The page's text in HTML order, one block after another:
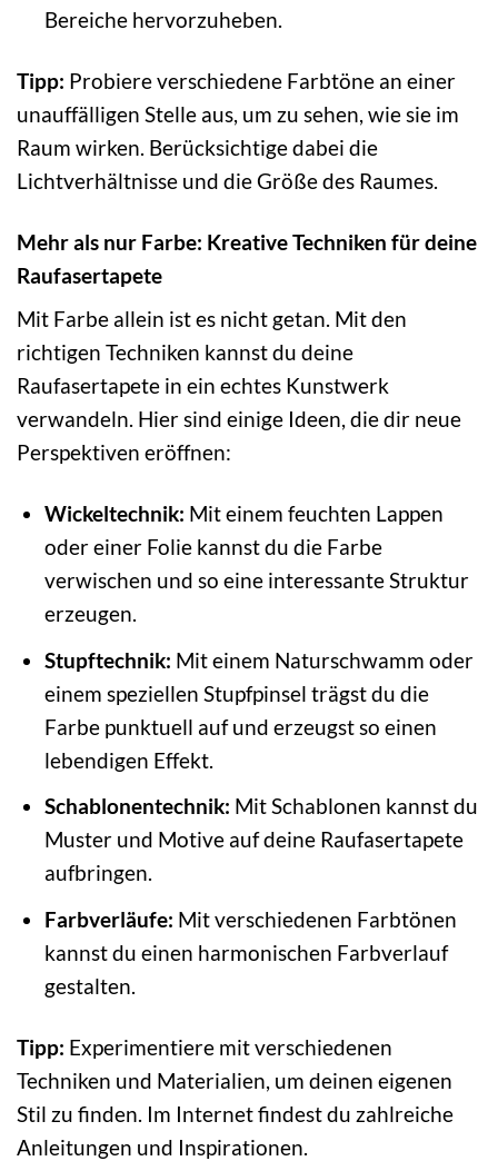
Bereiche hervorzuheben.
Tipp: Probiere verschiedene Farbtöne an einer
unauffälligen Stelle aus, um zu sehen, wie sie im
Raum wirken. Berücksichtige dabei die
Lichtverhältnisse und die Größe des Raumes.
Mehr als nur Farbe: Kreative Techniken für deine
Raufasertapete
Mit Farbe allein ist es nicht getan. Mit den
richtigen Techniken kannst du deine
Raufasertapete in ein echtes Kunstwerk
verwandeln. Hier sind einige Ideen, die dir neue
Perspektiven eröffnen:
Wickeltechnik: Mit einem feuchten Lappen
oder einer Folie kannst du die Farbe
verwischen und so eine interessante Struktur
erzeugen.
Stupftechnik: Mit einem Naturschwamm oder
einem speziellen Stupfpinsel trägst du die
Farbe punktuell auf und erzeugst so einen
lebendigen Effekt.
Schablonentechnik: Mit Schablonen kannst du
Muster und Motive auf deine Raufasertapete
aufbringen.
Farbverläufe: Mit verschiedenen Farbtönen
kannst du einen harmonischen Farbverlauf
gestalten.
Tipp: Experimentiere mit verschiedenen
Techniken und Materialien, um deinen eigenen
Stil zu finden. Im Internet findest du zahlreiche
Anleitungen und Inspirationen.